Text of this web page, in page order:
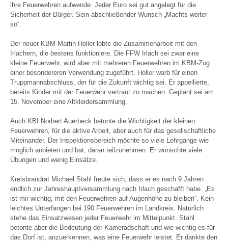
ihre Feuerwehren aufwende. Jeder Euro sei gut angelegt für die
Sicherheit der Bürger. Sein abschließender Wunsch „Machts weiter
so“.
Der neuer KBM Martin Holler lobte die Zusammenarbeit mit den
Irlachern, die bestens funktioniere. Die FFW Irlach sei zwar eine
kleine Feuerwehr, wird aber mit mehreren Feuerwehren im KBM-Zug
einer besondereren Verwendung zugeführt. Holler warb für einen
Truppmannabschluss, der für die Zukunft wichtig sei. Er appellierte,
bereits Kinder mit der Feuerwehr vertraut zu machen. Geplant sei am
15. November eine Altkleidersammlung.
Auch KBI Norbert Auerbeck betonte die Wichtigkeit der kleinen
Feuerwehren, für die aktive Arbeit, aber auch für das gesellschaftliche
Miteinander. Der Inspektionsbereich möchte so viele Lehrgänge wie
möglich anbieten und bat, daran teilzunehmen. Er wünschte viele
Übungen und wenig Einsätze.
Kreisbrandrat Michael Stahl freute sich, dass er es nach 9 Jahren
endlich zur Jahreshauptversammlung nach Irlach geschafft habe. „Es
ist mir wichtig, mit den Feuerwehren auf Augenhöhe zu bleiben“. Kein
leichtes Unterfangen bei 190 Feuerwehren im Landkreis. Natürlich
stehe das Einsatzwesen jeder Feuerwehr im Mittelpunkt. Stahl
betonte aber die Bedeutung der Kameradschaft und wie wichtig es für
das Dorf ist, anzuerkennen, was eine Feuerwehr leistet. Er dankte den